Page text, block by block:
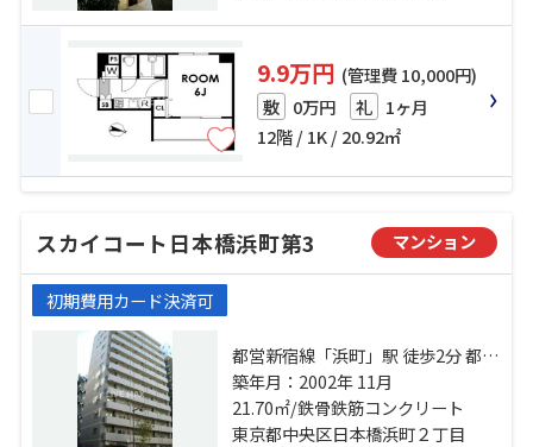
9.9万円 (管理費 10,000円)
敷 0万円 礼 1ヶ月
12階 / 1K / 20.92㎡
スカイコート日本橋浜町第3 マンション
初期費用カード決済可
都営新宿線「浜町」駅 徒歩2分 都営
浅草線「東日本橋」駅 徒歩6分 日比
谷線「人形町」駅 徒歩9分
築年月：2002年 11月
21.70㎡/鉄骨鉄筋コンクリート
東京都中央区日本橋浜町２丁目